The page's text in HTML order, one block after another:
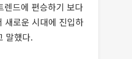
렌드에 편승하기 보다
새로운 시대에 진입하
말했다.